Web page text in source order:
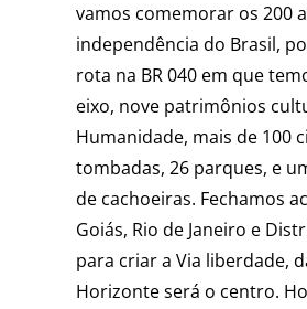
vamos comemorar os 200
independência do Brasil,
rota na BR 040 em que
eixo, nove patrimônios
Humanidade, mais de 100
tombadas, 26 parques, e
de cachoeiras. Fechamos
Goiás, Rio de Janeiro e
para criar a Via liberdade,
Horizonte será o centro.